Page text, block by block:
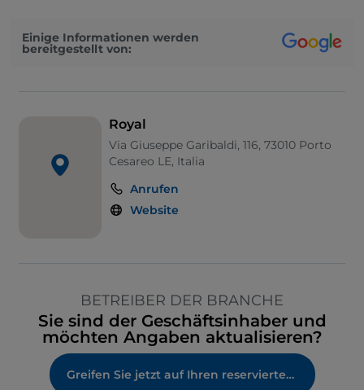
Einige Informationen werden
bereitgestellt von:
Royal
Via Giuseppe Garibaldi, 116, 73010 Porto
Cesareo LE, Italia
Anrufen
Website
BETREIBER DER BRANCHE
Sie sind der Geschäftsinhaber und
möchten Angaben aktualisieren?
Greifen Sie jetzt auf Ihren reservierten Bereich zu